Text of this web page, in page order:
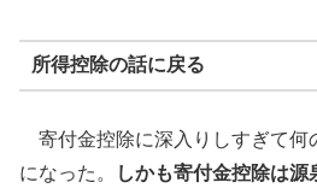
所得控除の話に戻る
寄付金控除に深入りしすぎて何
になった。
しかも寄付金控除は源